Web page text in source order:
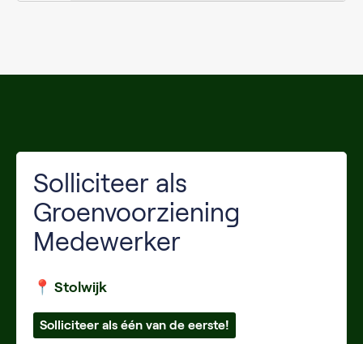
Solliciteer als
Groenvoorziening
Medewerker
📍 Stolwijk
Solliciteer als één van de eerste!